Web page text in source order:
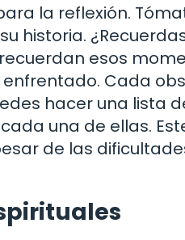
la reflexión.
historia.
esos
Cada
hacer una lista
una de ellas.
de las